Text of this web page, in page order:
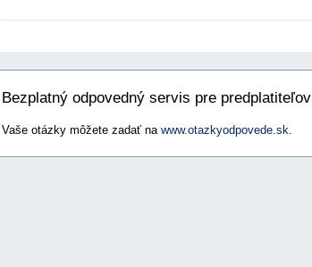
Bezplatný odpovedný servis pre predplatiteľov
Vaše otázky môžete zadať na www.otazkyodpovede.sk.